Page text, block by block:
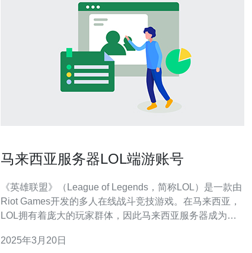
马来西亚服务器LOL端游账号
《英雄联盟》（League of Legends，简称LOL）是一款由
Riot Games开发的多人在线战斗竞技游戏。在马来西亚，
LOL拥有着庞大的玩家群体，因此马来西亚服务器成为了
号的相关信息。 马来西亚服务器LOL端游账号与其他服务
2025年3月20日